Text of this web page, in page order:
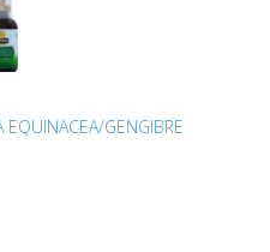
EQUINACEA/GENGIBRE